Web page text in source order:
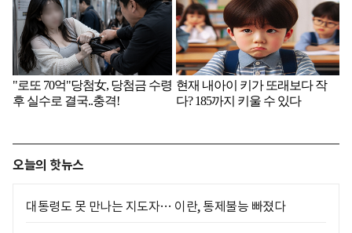
오늘의 핫뉴스
대통령도 못 만나는 지도자… 이란, 통제불능 빠졌다